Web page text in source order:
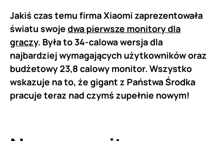
Jakiś czas temu firma Xiaomi zaprezentowała
światu swoje dwa pierwsze monitory dla
graczy. Była to 34-calowa wersja dla
najbardziej wymagających użytkowników oraz
budżetowy 23,8 calowy monitor. Wszystko
wskazuje na to, że gigant z Państwa Środka
pracuje teraz nad czymś zupełnie nowym!